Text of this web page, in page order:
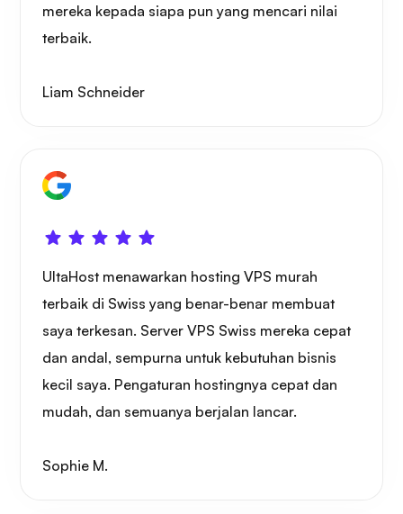
mereka kepada siapa pun yang mencari nilai
terbaik.
Liam Schneider
UltaHost menawarkan hosting VPS murah
terbaik di Swiss yang benar-benar membuat
saya terkesan. Server VPS Swiss mereka cepat
dan andal, sempurna untuk kebutuhan bisnis
kecil saya. Pengaturan hostingnya cepat dan
mudah, dan semuanya berjalan lancar.
Sophie M.